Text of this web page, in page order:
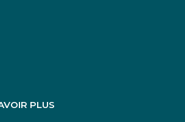
PLUS